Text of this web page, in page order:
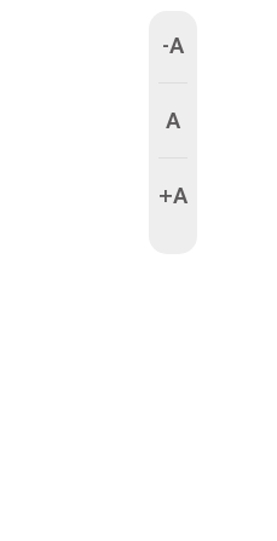
-A
A
+A